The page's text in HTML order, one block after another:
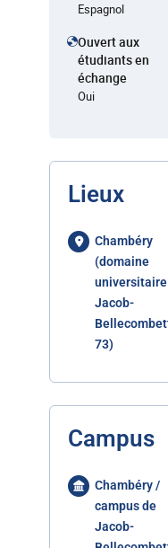
Espagnol
Ouvert aux
étudiants en
échange
Oui
Lieux
Chambéry
(domaine
Jacob-
73)
Campus
Chambéry /
campus de
Jacob-